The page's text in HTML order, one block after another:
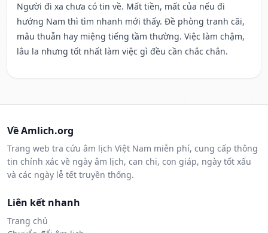
Người đi xa chưa có tin về. Mất tiền, mất của nếu đi
hướng Nam thì tìm nhanh mới thấy. Đề phòng tranh cãi,
mâu thuẫn hay miệng tiếng tầm thường. Việc làm chậm,
lâu la nhưng tốt nhất làm việc gì đều cần chắc chắn.
Về Amlich.org
Trang web tra cứu âm lịch Việt Nam miễn phí, cung cấp thông
tin chính xác về ngày âm lịch, can chi, con giáp, ngày tốt xấu
và các ngày lễ tết truyền thống.
Liên kết nhanh
Trang chủ